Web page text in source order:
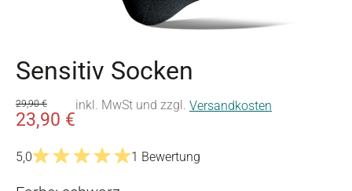
Sensitiv Socken
23,90 €
29,90 € inkl. MwSt und zzgl. Versandkosten
5,0
1 Bewertung